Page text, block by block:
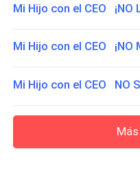
Mi Hijo con el CEO ¡NO
Mi Hijo con el CEO ¡NO
Mi Hijo con el CEO NO